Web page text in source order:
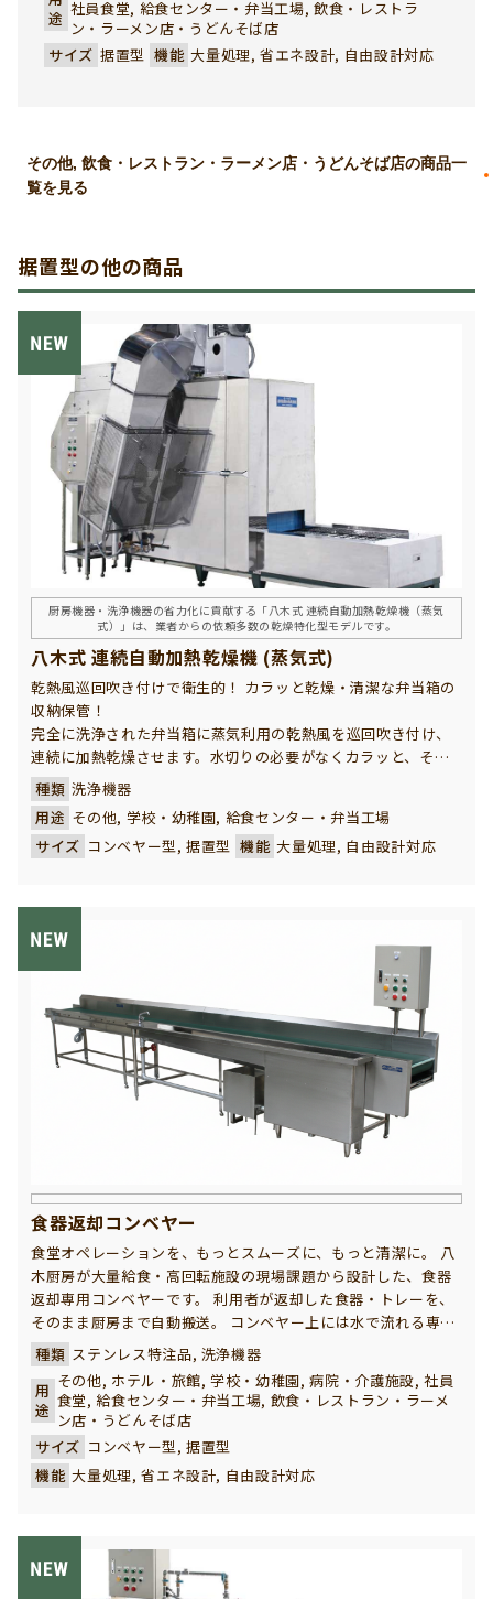
途 社員食堂, 給食センター・弁当工場, 飲食・レストラ
ン・ラーメン店・うどんそば店
サイズ 据置型 機能 大量処理, 省エネ設計, 自由設計対応
その他, 飲食・レストラン・ラーメン店・うどんそば店の商品一
覧を見る
据置型の他の商品
厨房機器・洗浄機器の省力化に貢献する「八木式 連続自動加熱乾燥機（蒸気
式）」は、業者からの依頼多数の乾燥特化型モデルです。
八木式 連続自動加熱乾燥機 (蒸気式)
乾熱風巡回吹き付けで衛生的！ カラッと乾燥・清潔な弁当箱の
収納保管！
完全に洗浄された弁当箱に蒸気利用の乾熱風を巡回吹き付け、
連続に加熱乾燥させます。水切りの必要がなくカラッと、その
まま清潔に収納することができます。弁当箱を大量に連続洗
浄・収納される給食センター様の衛生的保管の強い味方です。
種類 洗浄機器
用途 その他, 学校・幼稚園, 給食センター・弁当工場
サイズ コンベヤー型, 据置型 機能 大量処理, 自由設計対応
食器返却コンベヤー
食堂オペレーションを、もっとスムーズに、もっと清潔に。 八
木厨房が大量給食・高回転施設の現場課題から設計した、食器
返却専用コンベヤーです。 利用者が返却した食器・トレーを、
そのまま厨房まで自動搬送。 コンベヤー上には水で流れる専用
トレーを備え、食べ残しを効率よく洗い流します。 流された食
べ残しは、自動的に残菜カゴへ回収。 さらに、水は循環式のた
め使用量を抑え、節水と清掃負担の軽減を同時に実現します。
別注対応として、 ・トレーディスペンサーを設置すれば、返却
されたトレーを自動でスタッキング ・食器用モービルシンク
（移動式）を組み合わせることで、洗浄前工程の柔軟なレイア
ウトも可能です。 社員食堂・病院・大型ショッピングモールな
も可能です。 八木厨房が、返却から洗浄前工程までを一体で支
えます。
種類 ステンレス特注品, 洗浄機器
用
途
その他, ホテル・旅館, 学校・幼稚園, 病院・介護施設, 社員
食堂, 給食センター・弁当工場, 飲食・レストラン・ラーメ
ン店・うどんそば店
サイズ コンベヤー型, 据置型
機能 大量処理, 省エネ設計, 自由設計対応